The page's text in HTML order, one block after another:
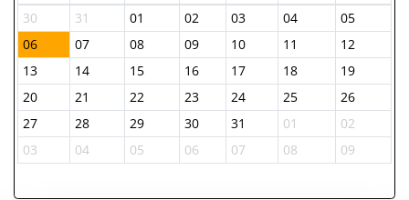
30
31 01 02 03 04
05
06
07 08 09 10 11
12
13
14 15 16 17 18
19
20
21 22 23 24 25
26
27
28 29 30 31 01
02
03
04 05 06 07 08 09